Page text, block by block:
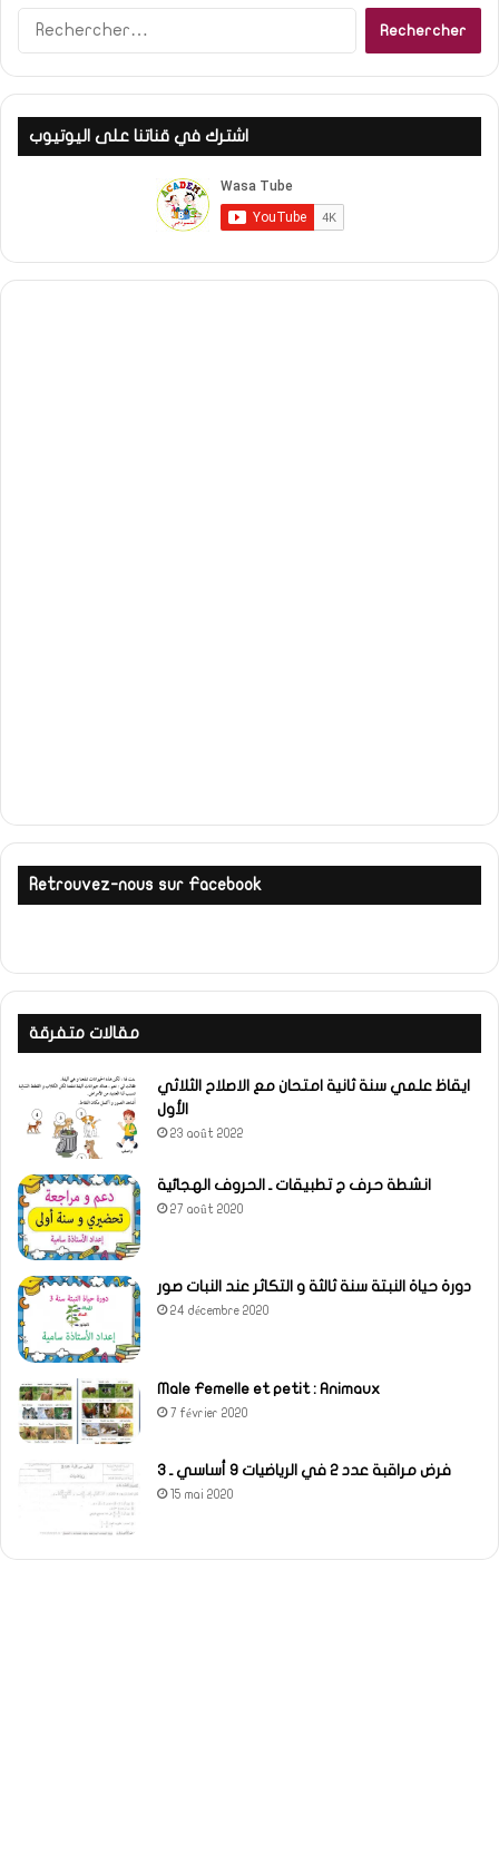
c
:
اشترك في قناتنا على اليوتيوب
Retrouvez-nous sur Facebook
مقالات متفرقة
ايقاظ علمي سنة ثانية امتحان مع الاصلاح الثلاثي
الأول
23 août 2022
انشطة حرف ج تطبيقات ـ الحروف الهجائية
27 août 2020
دورة حياة النبتة سنة ثالثة و التكاثر عند النبات صور
24 décembre 2020
Male Femelle et petit : Animaux
7 février 2020
فرض مراقبة عدد 2 في الرياضيات 9 أساسي ـ 3
15 mai 2020